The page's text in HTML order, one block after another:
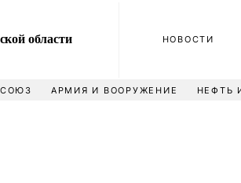
области
НОВОСТИ
АРМИЯ И ВООРУЖЕНИЕ НЕФТЬ